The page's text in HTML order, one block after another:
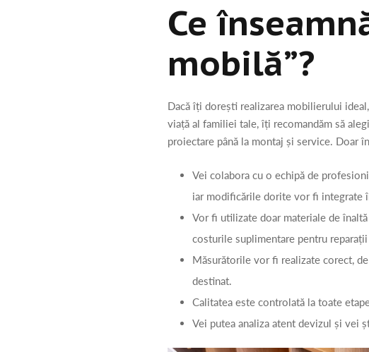
Ce
mobilă”?
Dacă îți dorești realizarea mobilierului
viață al familiei tale, îți recomandăm să
proiectare până la montaj și service. Doar
Vei colabora cu o echipă de
iar modificările dorite vor fi integrate
Vor fi utilizate doar materiale de
costurile suplimentare pentru
Măsurătorile vor fi realizate corect,
destinat.
Calitatea este controlată la toate
Vei putea analiza atent devizul și vei